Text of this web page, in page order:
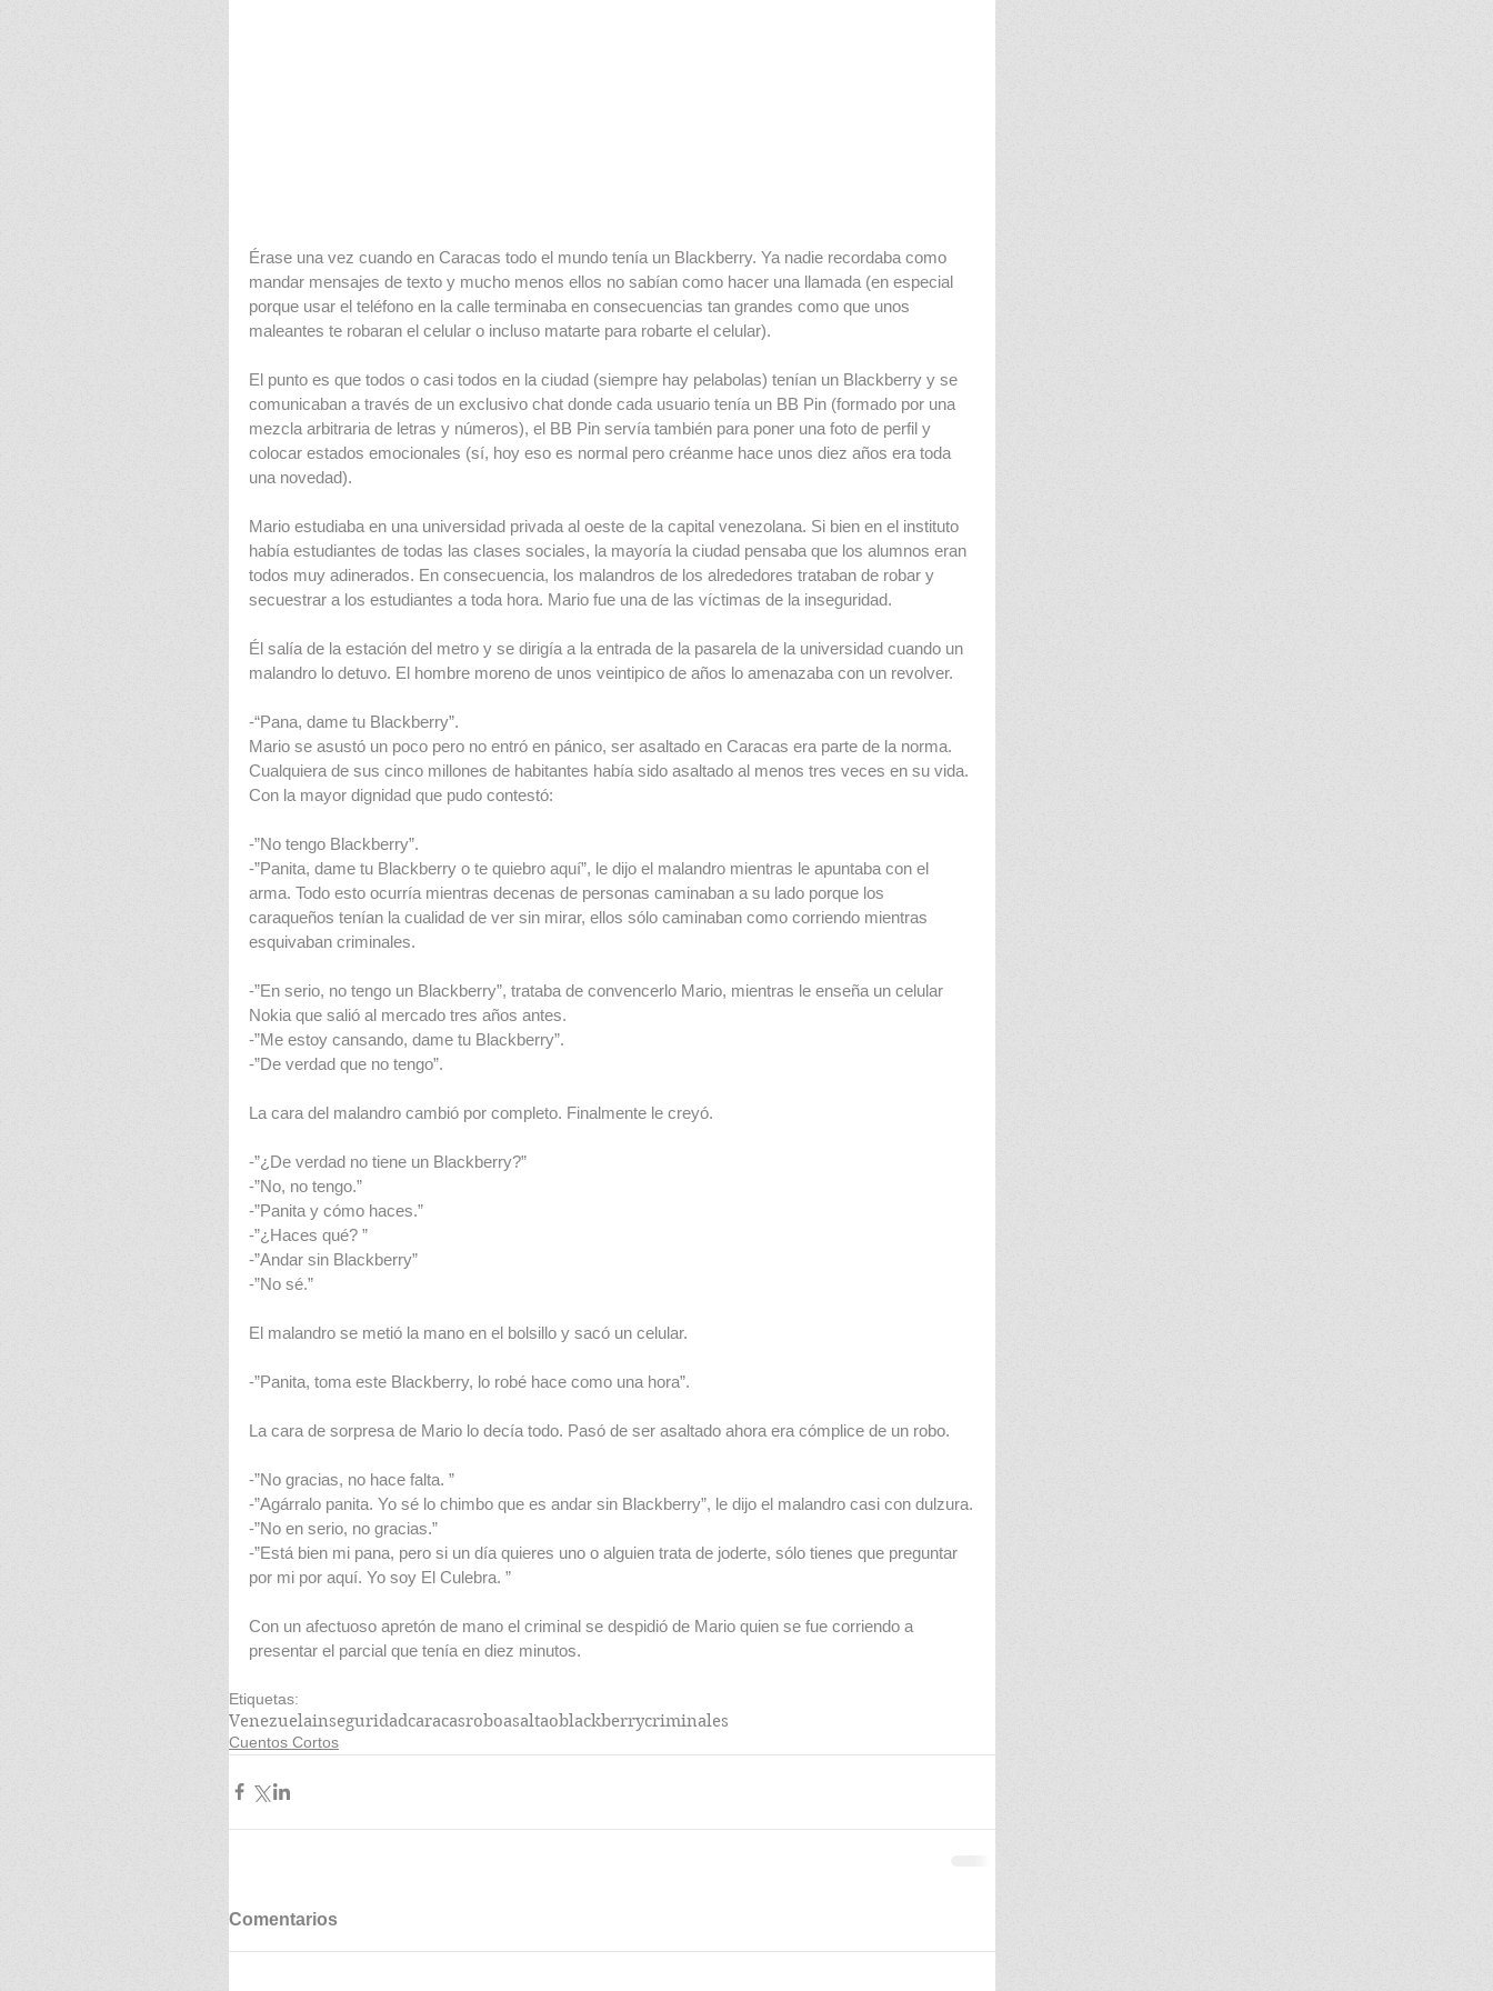
Érase una vez cuando en Caracas todo el mundo tenía un Blackberry. Ya nadie recordaba como
mandar mensajes de texto y mucho menos ellos no sabían como hacer una llamada (en especial
porque usar el teléfono en la calle terminaba en consecuencias tan grandes como que unos
maleantes te robaran el celular o incluso matarte para robarte el celular).
El punto es que todos o casi todos en la ciudad (siempre hay pelabolas) tenían un Blackberry y se
comunicaban a través de un exclusivo chat donde cada usuario tenía un BB Pin (formado por una
mezcla arbitraria de letras y números), el BB Pin servía también para poner una foto de perfil y
colocar estados emocionales (sí, hoy eso es normal pero créanme hace unos diez años era toda
una novedad).
Mario estudiaba en una universidad privada al oeste de la capital venezolana. Si bien en el instituto
había estudiantes de todas las clases sociales, la mayoría la ciudad pensaba que los alumnos eran
todos muy adinerados. En consecuencia, los malandros de los alrededores trataban de robar y
secuestrar a los estudiantes a toda hora. Mario fue una de las víctimas de la inseguridad.
Él salía de la estación del metro y se dirigía a la entrada de la pasarela de la universidad cuando un
malandro lo detuvo. El hombre moreno de unos veintipico de años lo amenazaba con un revolver.
-“Pana, dame tu Blackberry”.
Mario se asustó un poco pero no entró en pánico, ser asaltado en Caracas era parte de la norma.
Cualquiera de sus cinco millones de habitantes había sido asaltado al menos tres veces en su vida.
Con la mayor dignidad que pudo contestó:
-”No tengo Blackberry”.
-”Panita, dame tu Blackberry o te quiebro aquí”, le dijo el malandro mientras le apuntaba con el
arma. Todo esto ocurría mientras decenas de personas caminaban a su lado porque los
caraqueños tenían la cualidad de ver sin mirar, ellos sólo caminaban como corriendo mientras
esquivaban criminales.
-”En serio, no tengo un Blackberry”, trataba de convencerlo Mario, mientras le enseña un celular
Nokia que salió al mercado tres años antes.
-”Me estoy cansando, dame tu Blackberry”.
-”De verdad que no tengo”.
La cara del malandro cambió por completo. Finalmente le creyó.
-”¿De verdad no tiene un Blackberry?”
-”No, no tengo.”
-”Panita y cómo haces.”
-”¿Haces qué? ”
-”Andar sin Blackberry”
-”No sé.”
El malandro se metió la mano en el bolsillo y sacó un celular.
-”Panita, toma este Blackberry, lo robé hace como una hora”.
La cara de sorpresa de Mario lo decía todo. Pasó de ser asaltado ahora era cómplice de un robo.
-”No gracias, no hace falta. ”
-”Agárralo panita. Yo sé lo chimbo que es andar sin Blackberry”, le dijo el malandro casi con dulzura.
-”No en serio, no gracias.”
-”Está bien mi pana, pero si un día quieres uno o alguien trata de joderte, sólo tienes que preguntar
por mi por aquí. Yo soy El Culebra. ”
Con un afectuoso apretón de mano el criminal se despidió de Mario quien se fue corriendo a
presentar el parcial que tenía en diez minutos.
Etiquetas:
Venezuelainseguridadcaracasroboasaltaoblackberrycriminales
Cuentos Cortos
Comentarios